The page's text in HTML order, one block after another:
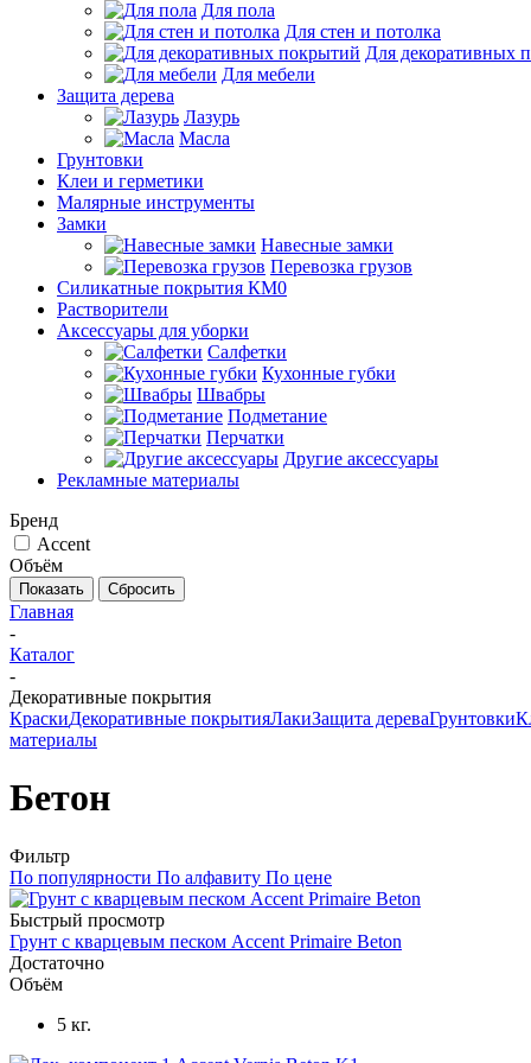
Для пола
Для стен и потолка
Для декоративных
Для мебели
Защита дерева
Лазурь
Масла
Грунтовки
Клеи и герметики
Малярные инструменты
Замки
Навесные замки
Перевозка грузов
Силикатные покрытия КМ0
Растворители
Аксессуары для уборки
Салфетки
Кухонные губки
Швабры
Подметание
Перчатки
Другие аксессуары
Рекламные материалы
Бренд
Accent
Объём
Сбросить
Главная
-
Каталог
-
Декоративные покрытия
КраскиДекоративные покрытияЛакиЗащита дереваГрунтовки
материалы
Бетон
Фильтр
По популярности По алфавиту По цене
Быстрый просмотр
Грунт с кварцевым песком Accent Primaire Beton
Достаточно
Объём
5 кг.